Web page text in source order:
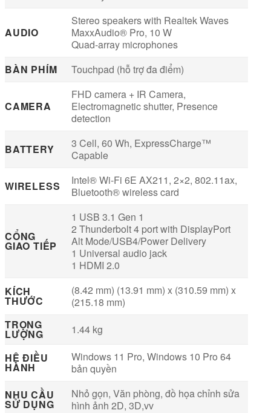
AUDIO
Stereo speakers with Realtek Waves
MaxxAudio® Pro, 10 W
Quad-array microphones
BÀN PHÍM
Touchpad (hỗ trợ đa điểm)
CAMERA
FHD camera + IR Camera,
Electromagnetic shutter, Presence
detection
BATTERY
3 Cell, 60 Wh, ExpressCharge™
Capable
WIRELESS
Intel® Wi-Fi 6E AX211, 2×2, 802.11ax,
Bluetooth® wireless card
CỔNG
GIAO TIẾP
1 USB 3.1 Gen 1
2 Thunderbolt 4 port with DisplayPort
Alt Mode/USB4/Power Delivery
1 Universal audio jack
1 HDMI 2.0
KÍCH
THƯỚC
(8.42 mm) (13.91 mm) x (310.59 mm) x
(215.18 mm)
TRỌNG
LƯỢNG 1.44 kg
HỆ ĐIỀU
HÀNH
Windows 11 Pro, Windows 10 Pro 64
bản quyền
NHU CẦU
SỬ DỤNG
Nhỏ gọn, Văn phòng, đồ họa chỉnh sửa
hình ảnh 2D, 3D,vv